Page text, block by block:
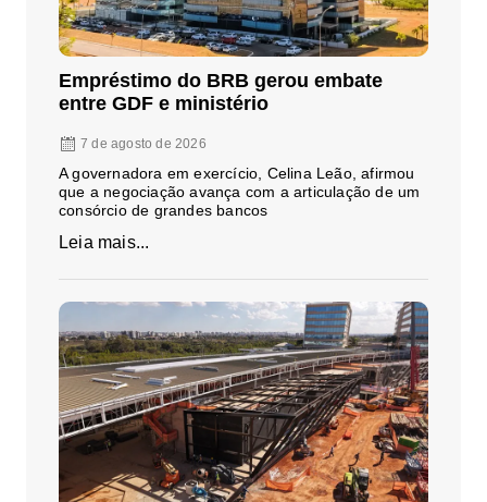
Empréstimo do BRB gerou embate
entre GDF e ministério
7 de agosto de 2026
A governadora em exercício, Celina Leão, afirmou
que a negociação avança com a articulação de um
consórcio de grandes bancos
Leia mais...